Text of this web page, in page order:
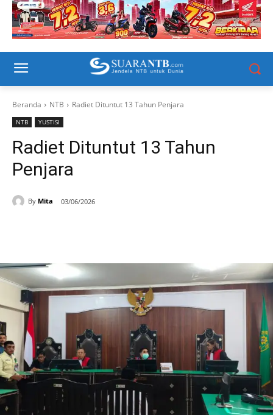
Beranda NTB Radiet Dituntut 13 Tahun Penjara
NTB YUSTISI
Radiet Dituntut 13 Tahun
Penjara
By Mita 03/06/2026